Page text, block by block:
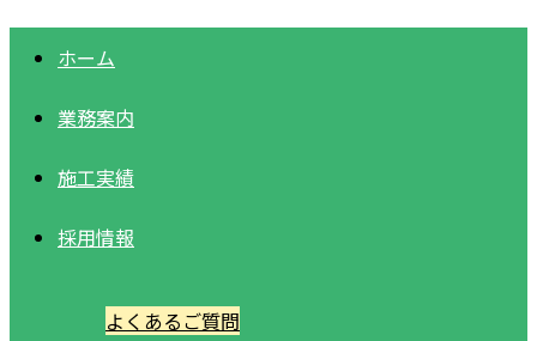
ホーム
業務案内
施工実績
採用情報
よくあるご質問